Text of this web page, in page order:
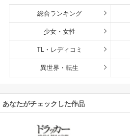
総合ランキング
少女・女性
TL・レディコミ
異世界・転生
あなたがチェックした作品